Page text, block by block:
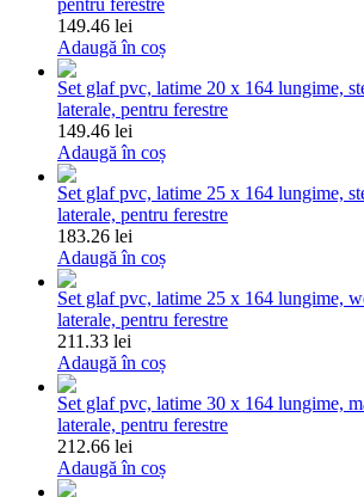
pentru ferestre
149.46 lei
Adaugă în coș
Set glaf pvc, latime 20 x 164 lungime,
laterale, pentru ferestre
149.46 lei
Adaugă în coș
Set glaf pvc, latime 25 x 164 lungime,
laterale, pentru ferestre
183.26 lei
Adaugă în coș
Set glaf pvc, latime 25 x 164 lungime,
laterale, pentru ferestre
211.33 lei
Adaugă în coș
Set glaf pvc, latime 30 x 164 lungime,
laterale, pentru ferestre
212.66 lei
Adaugă în coș